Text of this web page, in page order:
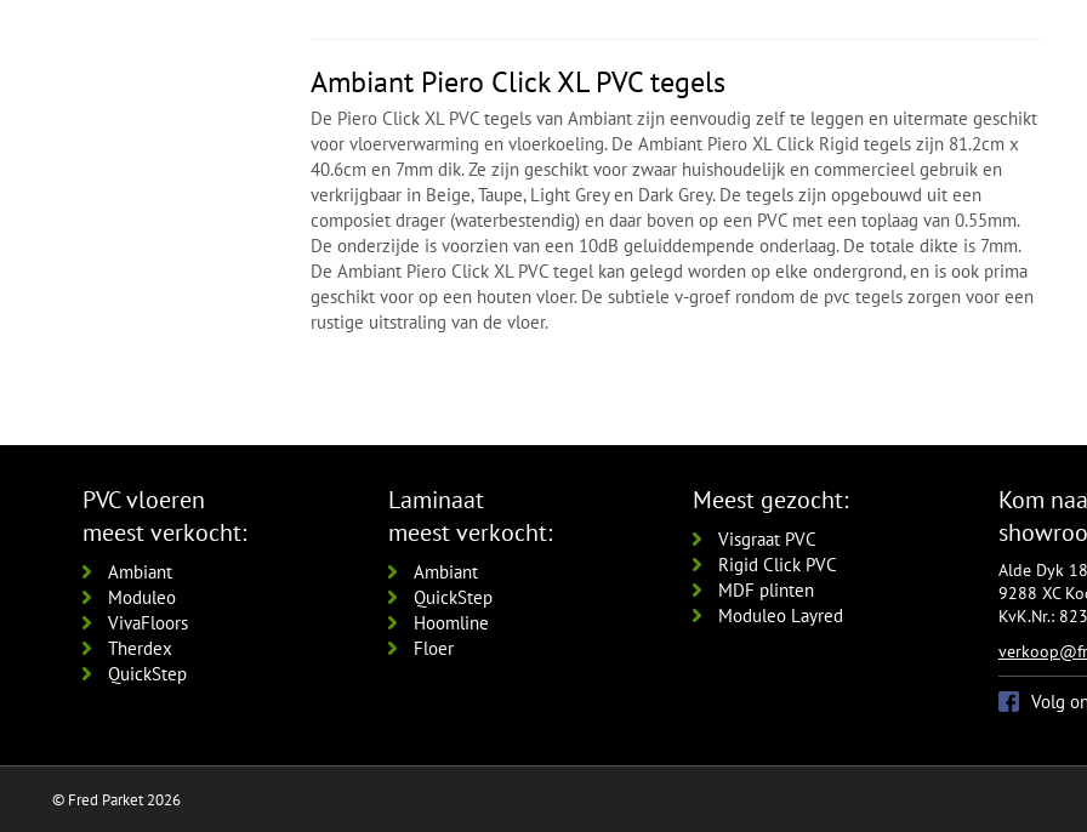
Ambiant Piero Click XL PVC tegels
De Piero Click XL PVC tegels van Ambiant zijn eenvoudig zelf te leggen en uitermate geschikt
voor vloerverwarming en vloerkoeling. De Ambiant Piero XL Click Rigid tegels zijn 81.2cm x
40.6cm en 7mm dik. Ze zijn geschikt voor zwaar huishoudelijk en commercieel gebruik en
verkrijgbaar in Beige, Taupe, Light Grey en Dark Grey. De tegels zijn opgebouwd uit een
composiet drager (waterbestendig) en daar boven op een PVC met een toplaag van 0.55mm.
De onderzijde is voorzien van een 10dB geluiddempende onderlaag. De totale dikte is 7mm.
De Ambiant Piero Click XL PVC tegel kan gelegd worden op elke ondergrond, en is ook prima
geschikt voor op een houten vloer. De subtiele v-groef rondom de pvc tegels zorgen voor een
rustige uitstraling van de vloer.
PVC vloeren
meest verkocht:
Ambiant
Moduleo
VivaFloors
Therdex
QuickStep
Laminaat
meest verkocht:
Ambiant
QuickStep
Hoomline
Floer
Meest gezocht:
Visgraat PVC
Rigid Click PVC
MDF plinten
Moduleo Layred
Kom
Alde Dyk
9288 XC
KvK.Nr.:
Volg
© Fred Parket 2026